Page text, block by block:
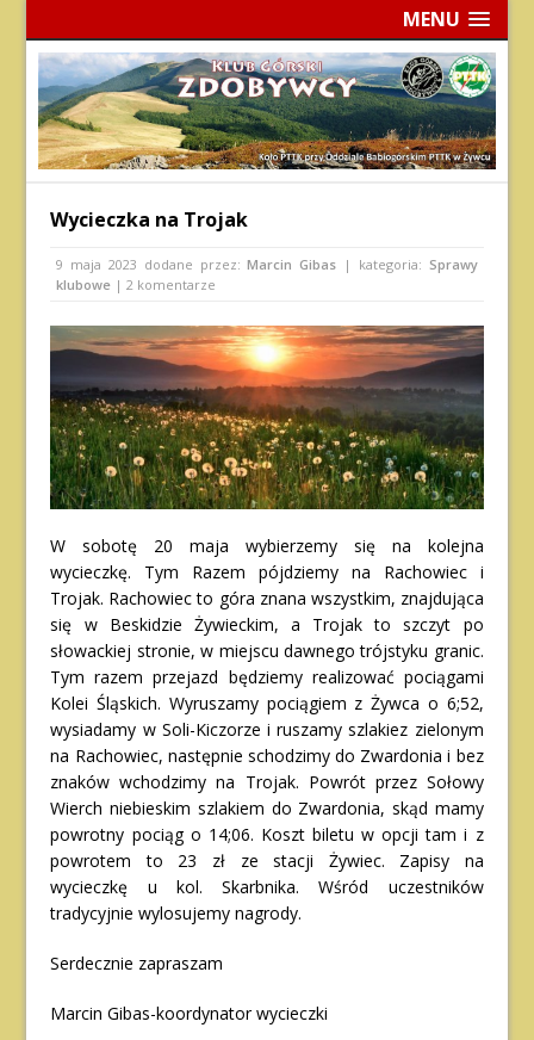
MENU
Wycieczka na Trojak
9 maja 2023 dodane przez:Marcin Gibas | kategoria: Sprawy
klubowe | 2 komentarze
W sobotę 20 maja wybierzemy się na kolejna
wycieczkę. Tym Razem pójdziemy na Rachowiec i
Trojak. Rachowiec to góra znana wszystkim, znajdująca
się w Beskidzie Żywieckim, a Trojak to szczyt po
słowackiej stronie, w miejscu dawnego trójstyku granic.
Tym razem przejazd będziemy realizować pociągami
Kolei Śląskich. Wyruszamy pociągiem z Żywca o 6;52,
wysiadamy w Soli-Kiczorze i ruszamy szlakiez zielonym
na Rachowiec, następnie schodzimy do Zwardonia i bez
znaków wchodzimy na Trojak. Powrót przez Sołowy
Wierch niebieskim szlakiem do Zwardonia, skąd mamy
powrotny pociąg o 14;06. Koszt biletu w opcji tam i z
powrotem to 23 zł ze stacji Żywiec. Zapisy na
wycieczkę u kol. Skarbnika. Wśród uczestników
tradycyjnie wylosujemy nagrody.
Serdecznie zapraszam
Marcin Gibas-koordynator wycieczki